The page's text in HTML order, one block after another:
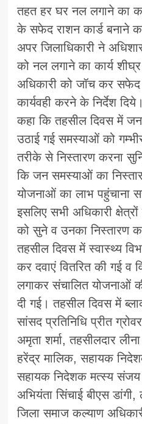
तहत हर घर नल लगाने का
के सफेद राशन कार्ड बनाने
अपर जिलाधिकारी ने
को नल लगाने का कार्य शीघ्र
अधिकारी को जॉच कर सफेद
कार्यवही करने के निर्देश
कहा कि तहसील दिवस में
उठाई गई समस्याओं को
तरीके से निस्तारण करना
कि जन समस्याओं का
योजनाओं का लाभ पहुंचाना
इसलिए सभी अधिकारी
को सुने व उनका निस्तारण
तहसील दिवस में स्वास्थ्य
कर दवाएं वितरित की गई व
लगाकर संचालित योजनाओं
दी गई। तहसील दिवस में
सांसद प्रतिनिधि प्रीत
अमृता शर्मा, तहसीलदार
हरेंद्र मालिक, सहायक
सहायक निदेशक मत्स्य संजय
अभियंता सिंचाई बीएस
जिला समाज कल्याण